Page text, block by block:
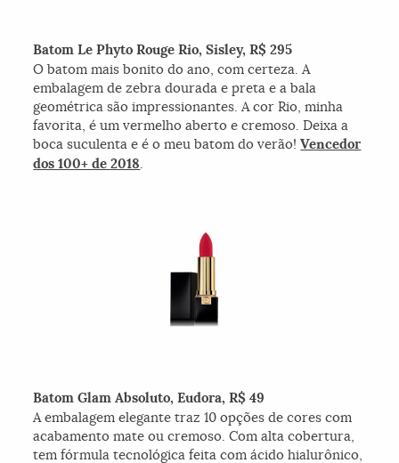
Batom Le Phyto Rouge Rio, Sisley, R$ 295
O batom mais bonito do ano, com certeza. A
embalagem de zebra dourada e preta e a bala
geométrica são impressionantes. A cor Rio, minha
favorita, é um vermelho aberto e cremoso. Deixa a
boca suculenta e é o meu batom do verão!Vencedor
dos 100+ de 2018
Batom Glam Absoluto, Eudora, R$ 49
A embalagem elegante traz 10 opções de cores com
acabamento mate ou cremoso. Com alta cobertura,
tem fórmula tecnológica feita com ácido hialurônico,